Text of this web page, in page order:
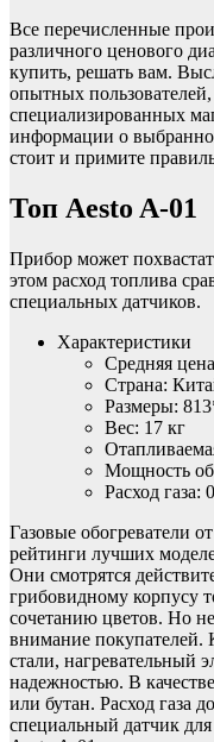
Все перечисленные
различного ценового
купить, решать вам.
опытных
специализированных
информации о
стоит и примите
Топ Aesto A-01
Прибор может
этом расход топлива
специальных датчиков.
Характеристики
Средняя
Страна:
Размеры:
Вес: 17 кг
Мощность
Расход газа:
Газовые обогреватели
рейтинги лучших
Они смотрятся
грибовидному корпусу
сочетанию цветов. Но
внимание покупателей.
стали, нагревательный
надежностью. В
или бутан. Расход газа
специальный датчик